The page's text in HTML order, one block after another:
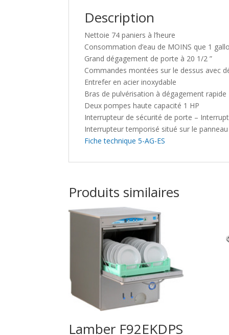
Description
Nettoie 74 paniers à l’heure
Consommation d’eau de MOINS que 1
Grand dégagement de porte à 20 1/2 ”
Commandes montées sur le dessus avec
Entrefer en acier inoxydable
Bras de pulvérisation à dégagement rapide
Deux pompes haute capacité 1 HP
Interrupteur de sécurité de porte –
Interrupteur temporisé situé sur le
Fiche technique 5-AG-ES
Produits similaires
Lamber F92EKDPS